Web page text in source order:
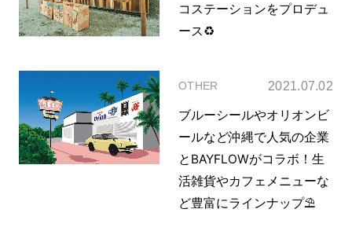
コステーションをプロデュ
ース♻️
OTHER 2021.07.02
ブルーシールやオリオンビ
ールなど沖縄で人気の企業
とBAYFLOWがコラボ！生
活雑貨やカフェメニューな
ど豊富にラインナップ⛱